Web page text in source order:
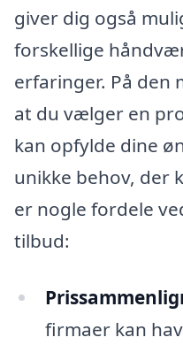
giver dig også
forskellige
erfaringer. På den
at du vælger en
kan opfylde dine
unikke behov, der
er nogle fordele
tilbud:
firmaer kan